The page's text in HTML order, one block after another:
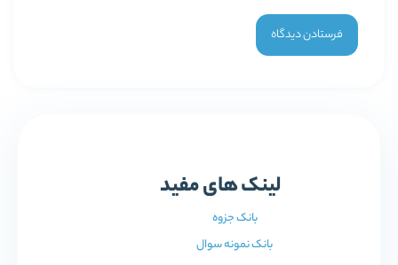
لینک های مفید
بانک جزوه
بانک نمونه سوال